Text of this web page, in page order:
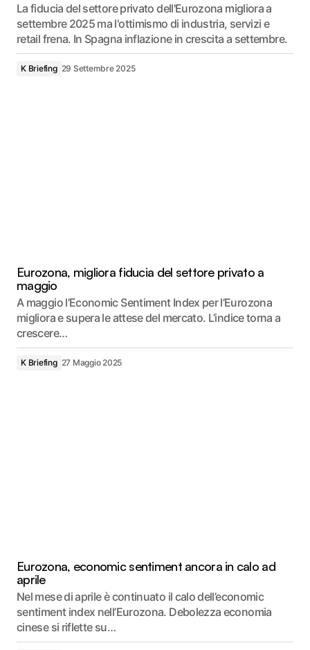
La fiducia del settore privato dell'Eurozona migliora a
settembre 2025 ma l'ottimismo di industria, servizi e
retail frena. In Spagna inflazione in crescita a settembre.
K Briefing 29 Settembre 2025
Eurozona, migliora fiducia del settore privato a
maggio
A maggio l’Economic Sentiment Index per l’Eurozona
migliora e supera le attese del mercato. L’indice torna a
crescere…
K Briefing 27 Maggio 2025
Eurozona, economic sentiment ancora in calo ad
aprile
Nel mese di aprile è continuato il calo dell’economic
sentiment index nell’Eurozona. Debolezza economia
cinese si riflette su…